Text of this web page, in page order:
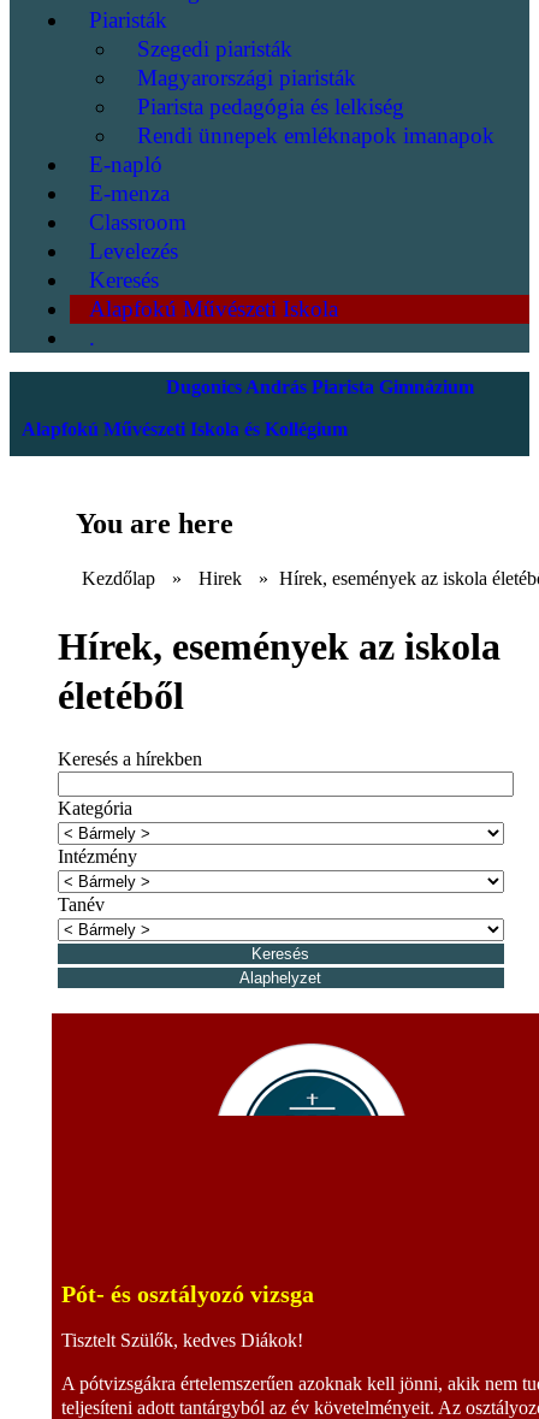
Piaristák
Szegedi piaristák
Magyarországi piaristák
Piarista pedagógia és lelkiség
Rendi ünnepek emléknapok imanapok
E-napló
E-menza
Classroom
Levelezés
Keresés
Alapfokú Művészeti Iskola
.
Dugonics András Piarista Gimnázium
Alapfokú Művészeti Iskola és Kollégium
You are here
Kezdőlap » Hirek » Hírek, események az iskola
Hírek, események az iskola
életéből
Keresés a hírekben
Kategória
Intézmény
Tanév
Pót- és osztályozó vizsga
Tisztelt Szülők, kedves Diákok!
A pótvizsgákra értelemszerűen azoknak kell jönni, akik nem
teljesíteni adott tantárgyból az év követelményeit. Az